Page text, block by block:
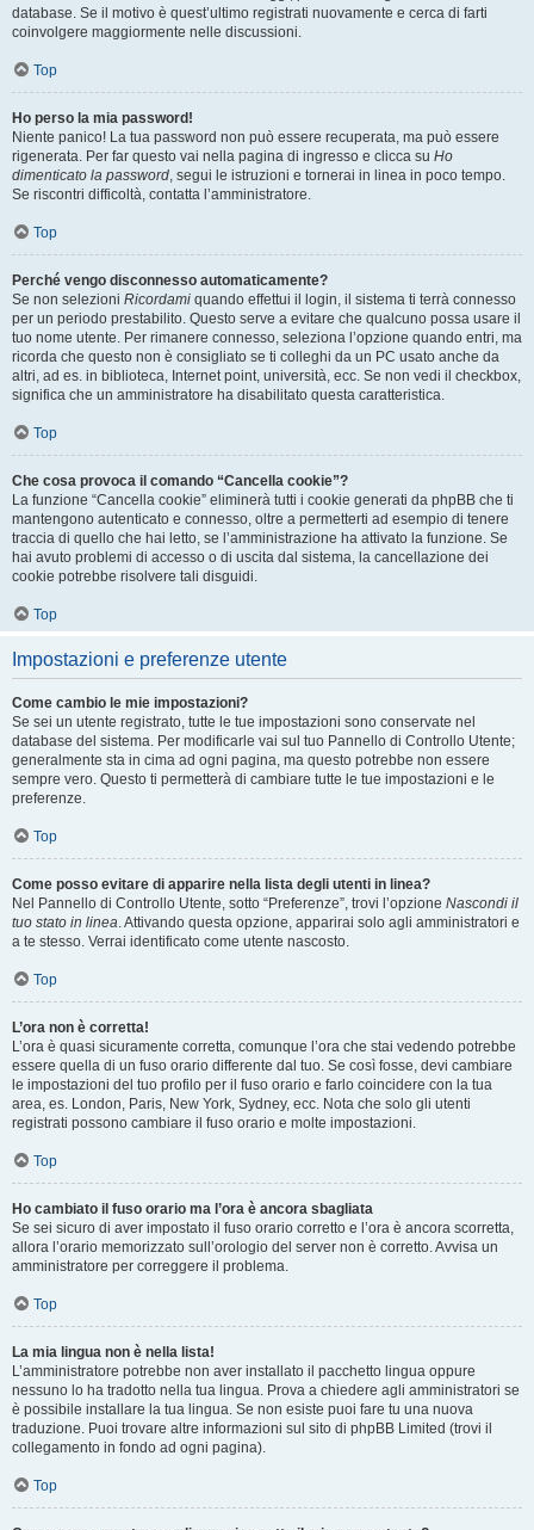
database. Se il motivo è quest’ultimo registrati nuovamente e cerca di farti
coinvolgere maggiormente nelle discussioni.
Top
Ho perso la mia password!
Niente panico! La tua password non può essere recuperata, ma può essere
rigenerata. Per far questo vai nella pagina di ingresso e clicca su Ho
dimenticato la password, segui le istruzioni e tornerai in linea in poco tempo.
Se riscontri difficoltà, contatta l’amministratore.
Top
Perché vengo disconnesso automaticamente?
Se non selezioni Ricordami quando effettui il login, il sistema ti terrà connesso
per un periodo prestabilito. Questo serve a evitare che qualcuno possa usare il
tuo nome utente. Per rimanere connesso, seleziona l’opzione quando entri, ma
ricorda che questo non è consigliato se ti colleghi da un PC usato anche da
altri, ad es. in biblioteca, Internet point, università, ecc. Se non vedi il checkbox,
significa che un amministratore ha disabilitato questa caratteristica.
Top
Che cosa provoca il comando “Cancella cookie”?
La funzione “Cancella cookie” eliminerà tutti i cookie generati da phpBB che ti
mantengono autenticato e connesso, oltre a permetterti ad esempio di tenere
traccia di quello che hai letto, se l’amministrazione ha attivato la funzione. Se
hai avuto problemi di accesso o di uscita dal sistema, la cancellazione dei
cookie potrebbe risolvere tali disguidi.
Top
Impostazioni e preferenze utente
Come cambio le mie impostazioni?
Se sei un utente registrato, tutte le tue impostazioni sono conservate nel
database del sistema. Per modificarle vai sul tuo Pannello di Controllo Utente;
generalmente sta in cima ad ogni pagina, ma questo potrebbe non essere
sempre vero. Questo ti permetterà di cambiare tutte le tue impostazioni e le
preferenze.
Top
Come posso evitare di apparire nella lista degli utenti in linea?
Nel Pannello di Controllo Utente, sotto “Preferenze”, trovi l’opzione Nascondi il
tuo stato in linea. Attivando questa opzione, apparirai solo agli amministratori e
a te stesso. Verrai identificato come utente nascosto.
Top
L’ora non è corretta!
L’ora è quasi sicuramente corretta, comunque l’ora che stai vedendo potrebbe
essere quella di un fuso orario differente dal tuo. Se così fosse, devi cambiare
le impostazioni del tuo profilo per il fuso orario e farlo coincidere con la tua
area, es. London, Paris, New York, Sydney, ecc. Nota che solo gli utenti
registrati possono cambiare il fuso orario e molte impostazioni.
Top
Ho cambiato il fuso orario ma l’ora è ancora sbagliata
Se sei sicuro di aver impostato il fuso orario corretto e l’ora è ancora scorretta,
allora l’orario memorizzato sull’orologio del server non è corretto. Avvisa un
amministratore per correggere il problema.
Top
La mia lingua non è nella lista!
L’amministratore potrebbe non aver installato il pacchetto lingua oppure
nessuno lo ha tradotto nella tua lingua. Prova a chiedere agli amministratori se
è possibile installare la tua lingua. Se non esiste puoi fare tu una nuova
traduzione. Puoi trovare altre informazioni sul sito di phpBB Limited (trovi il
collegamento in fondo ad ogni pagina).
Top